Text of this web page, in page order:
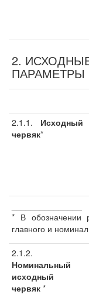
2.
ПАРАМЕТРЫ
2.1.1. Исходный
червяк*
* В обозначении
главного и
2.1.2.
Номинальный
исходный
червяк *